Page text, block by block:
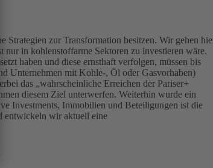
zur Transformation besitzen. Wir gehen
in kohlenstoffarme Sektoren zu investieren wäre.
haben und diese ernsthaft verfolgen, müssen bis
Unternehmen mit Kohle-, Öl oder Gasvorhaben)
das „wahrscheinliche Erreichen der Pariser+
diesem Ziel unterwerfen. Weiterhin wurde ein
Investments, Immobilien und Beteiligungen ist die
entwickeln wir aktuell eine